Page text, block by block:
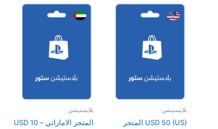
بلايستيشن
USD 50 (US) المتجر
بلايستيشن
المتجر الاماراتي – USD 10